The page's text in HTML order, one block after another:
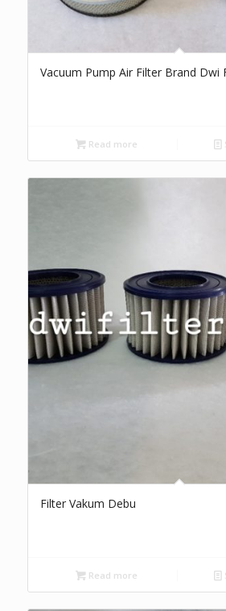
Vacuum Pump Air Filter Brand Dwi
Read more
Filter Vakum Debu
Read more